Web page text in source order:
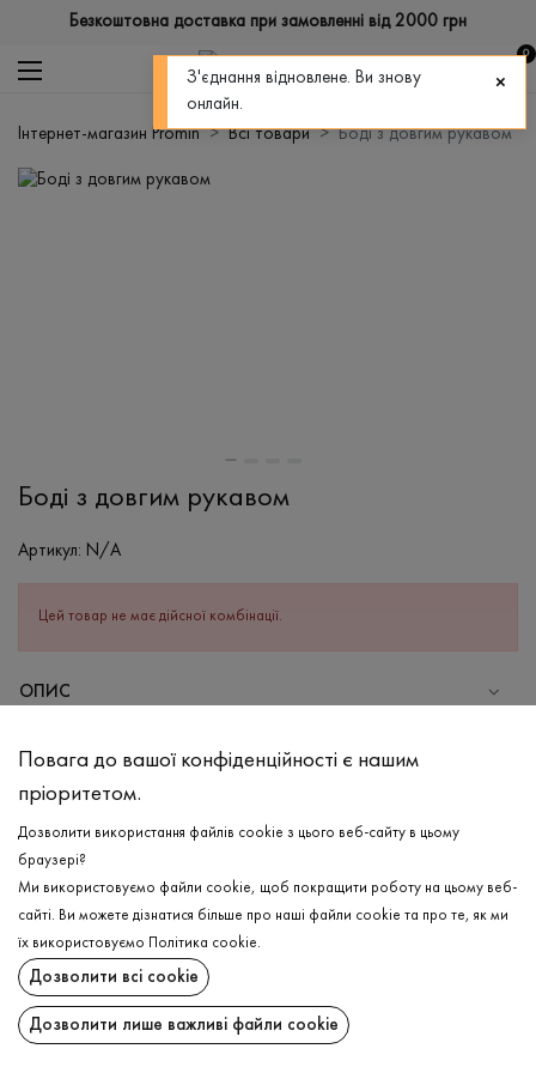
Безкоштовна доставка при замовленні від 2000 грн
0
Інтернет-магазин Promin Всі товари Боді з довгим рукавом
Боді з довгим рукавом
Артикул: N/A
Цей товар не має дійсної комбінації.
ОПИС
Бавовна - 95%, Еластан - 5%
Прання в холодній воді (до 30 ° C)
Відбілювання заборонено
Прасувати при низькій температурі
Не можна віджимати і сушити в пральній машині
ДОСТАВКА
ПОВЕРНЕННЯ
Повага до вашої конфіденційності є нашим
пріоритетом.
Дозволити використання файлів cookie з цього веб-сайту в цьому
браузері?
Ми використовуємо файли cookie, щоб покращити роботу на цьому веб-
сайті. Ви можете дізнатися більше про наші файли cookie та про те, як ми
їх використовуємо
Політика cookie.
Дозволити всі cookie
Дозволити лише важливі файли cookie
З'єднання відновлене. Ви знову
онлайн.